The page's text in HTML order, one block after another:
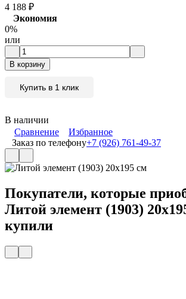
4 188 ₽
Экономия
0%
или
В корзину
Купить в 1 клик
В наличии
Сравнение
Избранное
Заказ по телефону+7 (926) 761-49-37
Покупатели, которые
Литой элемент (1903)
купили